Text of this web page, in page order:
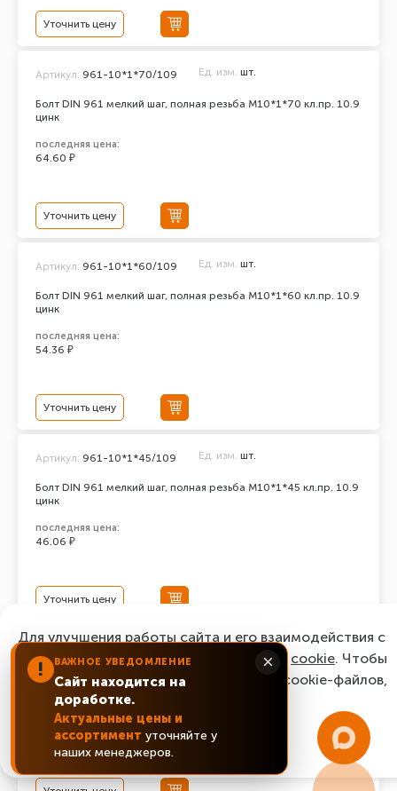
Уточнить цену
Болт DIN 961 мелкий шаг, полная резьба M10*1*70 кл.пр. 10.9
цинк
Артикул: 961-10*1*70/109 Ед. изм. шт.
последняя цена:
64.60 ₽
Уточнить цену
Болт DIN 961 мелкий шаг, полная резьба M10*1*60 кл.пр. 10.9
цинк
Артикул: 961-10*1*60/109 Ед. изм. шт.
последняя цена:
54.36 ₽
Уточнить цену
Болт DIN 961 мелкий шаг, полная резьба M10*1*45 кл.пр. 10.9
цинк
Артикул: 961-10*1*45/109 Ед. изм. шт.
последняя цена:
46.06 ₽
Уточнить цену
Болт DIN 961 мелкий шаг, полная резьба M10*1*35 кл.пр. 10.9
последняя цена:
42.58 ₽
! ВАЖНОЕ УВЕДОМЛЕНИЕ
Сайт находится на
доработке.
Актуальные цены и
ассортимент уточняйте у
наших менеджеров.
×
Для улучшения работы сайта и его взаимодействия с
пользователями мы используем файлы cookie. Чтобы
согласиться с нашим использованием cookie-файлов,
нажмите “Ок, понятно!”
ОК, понятно!